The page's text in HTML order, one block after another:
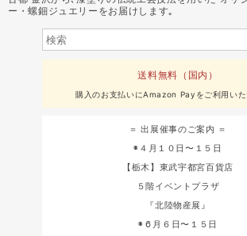
ー・螺鈿ジュエリーをお届けします｡
送料無料（国内）
購入のお支払いにAmazon Payをご利用い
＝ 出展催事のご案内 ＝
◉４月１０日〜１５日
【栃木】東武宇都宮百貨店
５階イベントプラザ
『北陸物産展』
◉６月６日〜１５日